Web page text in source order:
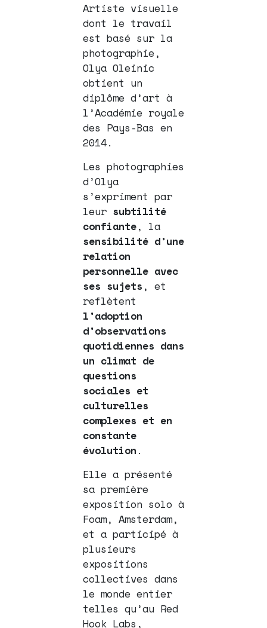
Artiste visuelle
dont le travail
est basé sur la
photographie,
Olya Oleinic
obtient un
diplôme d’art à
l’Académie royale
des Pays-Bas en
2014.
Les photographies
d’Olya
s’expriment par
leur subtilité
confiante, la
sensibilité d’une
relation
personnelle avec
ses sujets , et
reflètent
l’adoption
d’observations
quotidiennes dans
un climat de
questions
sociales et
culturelles
complexes et en
constante
évolution .
Elle a présenté
sa première
exposition solo à
Foam, Amsterdam,
et a participé à
plusieurs
expositions
collectives dans
le monde entier
telles qu’au Red
Hook Labs,